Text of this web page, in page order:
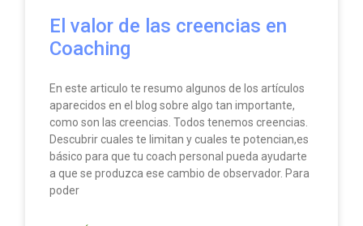
El valor de las creencias en
Coaching
En este articulo te resumo algunos de los artículos
aparecidos en el blog sobre algo tan importante,
como son las creencias. Todos tenemos creencias.
Descubrir cuales te limitan y cuales te potencian,es
básico para que tu coach personal pueda ayudarte
a que se produzca ese cambio de observador. Para
poder